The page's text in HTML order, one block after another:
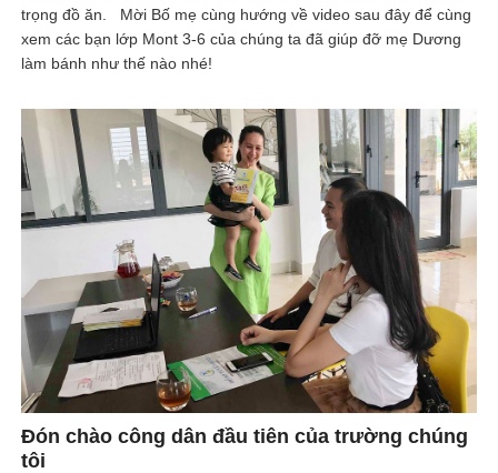
trọng đồ ăn. Mời Bố mẹ cùng hướng về video sau đây để cùng
xem các bạn lớp Mont 3-6 của chúng ta đã giúp đỡ mẹ Dương
làm bánh như thế nào nhé!
Đón chào công dân đầu tiên của trường chúng
tôi